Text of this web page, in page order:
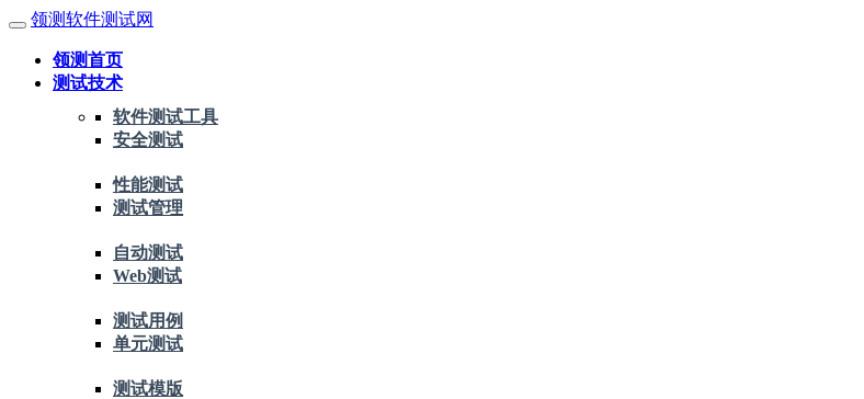
领测软件测试网
领测首页
测试技术
软件测试工具
安全测试
性能测试
测试管理
自动测试
Web测试
测试用例
单元测试
测试模版